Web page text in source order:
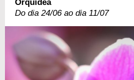
Orquídea
Do dia 24/06 ao dia 11/07